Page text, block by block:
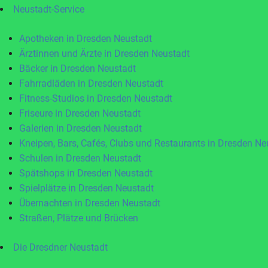
Neustadt-Service
Apotheken in Dresden Neustadt
Ärztinnen und Ärzte in Dresden Neustadt
Bäcker in Dresden Neustadt
Fahrradläden in Dresden Neustadt
Fitness-Studios in Dresden Neustadt
Friseure in Dresden Neustadt
Galerien in Dresden Neustadt
Kneipen, Bars, Cafés, Clubs und Restaurants in Dresden
Schulen in Dresden Neustadt
Spätshops in Dresden Neustadt
Spielplätze in Dresden Neustadt
Übernachten in Dresden Neustadt
Straßen, Plätze und Brücken
Die Dresdner Neustadt